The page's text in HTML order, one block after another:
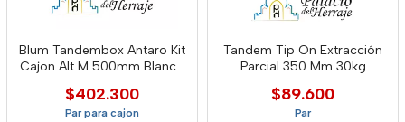
Blum Tandembox Antaro Kit
Cajon Alt M 500mm Blanco
$402.300
Par para cajon
Tandem Tip On Extracción
Parcial 350 Mm 30kg
$89.600
Par